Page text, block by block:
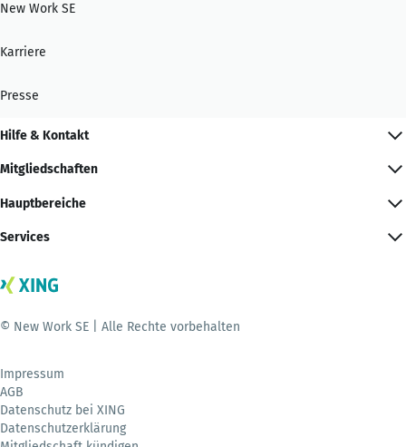
New Work SE
Karriere
Presse
Hilfe & Kontakt
Mitgliedschaften
Hauptbereiche
Services
© New Work SE | Alle Rechte vorbehalten
Impressum
AGB
Datenschutz bei XING
Datenschutzerklärung